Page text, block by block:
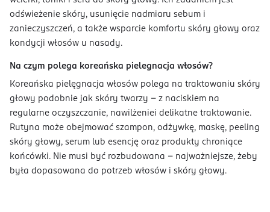
odświeżenie skóry, usunięcie nadmiaru sebum i
zanieczyszczeń, a także wsparcie komfortu skóry głowy oraz
kondycji włosów u nasady.
Na czym polega koreańska pielegnacja włosów?
Koreańska pielęgnacja włosów polega na traktowaniu skóry
głowy podobnie jak skóry twarzy - z naciskiem na
regularne oczyszczanie, nawilżeniei delikatne traktowanie.
Rutyna może obejmować szampon, odżywkę, maskę, peeling
skóry głowy, serum lub esencję oraz produkty chroniące
końcówki. Nie musi być rozbudowana - najważniejsze, żeby
była dopasowana do potrzeb włosów i skóry głowy.